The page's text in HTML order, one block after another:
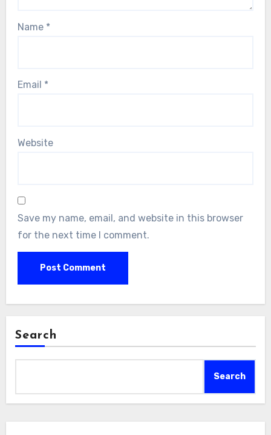
Name *
Email *
Website
Save my name, email, and website in this browser
for the next time I comment.
Search
Search